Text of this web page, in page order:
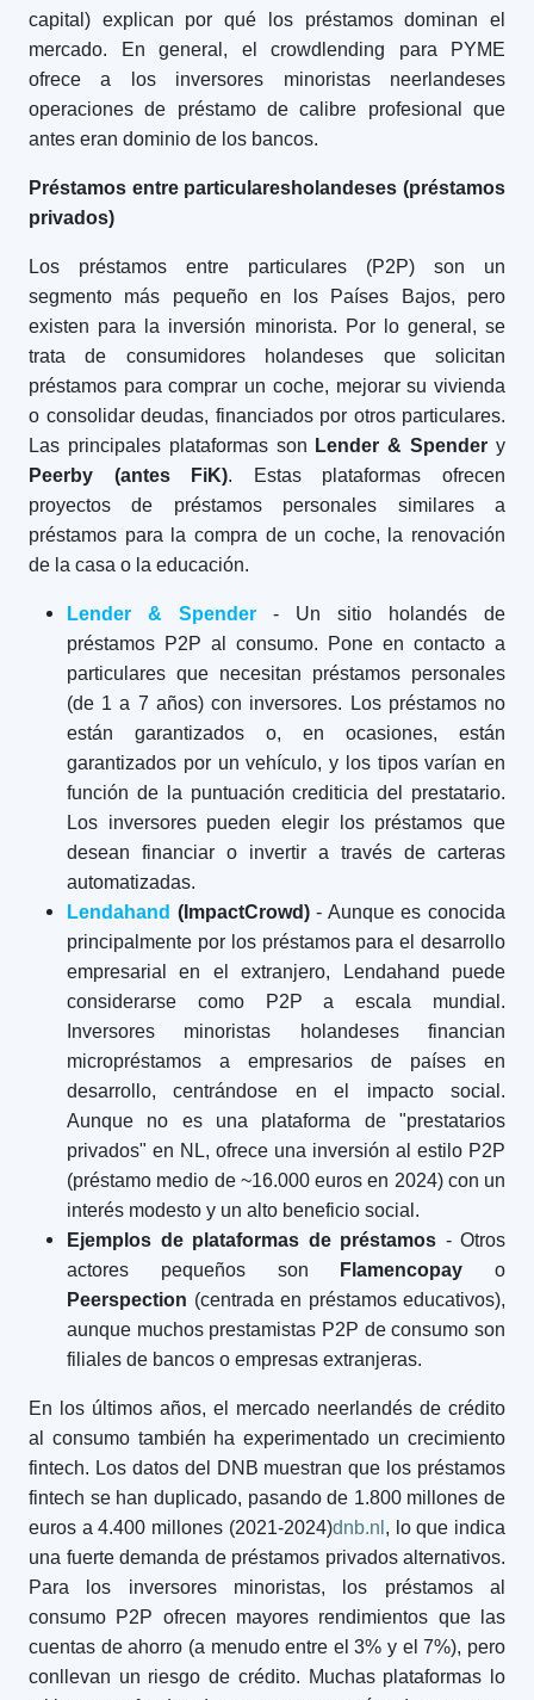
capital) explican por qué los préstamos dominan el
mercado. En general, el crowdlending para PYME
ofrece a los inversores minoristas neerlandeses
operaciones de préstamo de calibre profesional que
antes eran dominio de los bancos.
Préstamos entre particularesholandeses (préstamos
privados)
Los préstamos entre particulares (P2P) son un
segmento más pequeño en los Países Bajos, pero
existen para la inversión minorista. Por lo general, se
trata de consumidores holandeses que solicitan
préstamos para comprar un coche, mejorar su vivienda
o consolidar deudas, financiados por otros particulares.
Las principales plataformas son Lender & Spender y
Peerby (antes FiK). Estas plataformas ofrecen
proyectos de préstamos personales similares a
préstamos para la compra de un coche, la renovación
de la casa o la educación.
Lender & Spender - Un sitio holandés de
préstamos P2P al consumo. Pone en contacto a
particulares que necesitan préstamos personales
(de 1 a 7 años) con inversores. Los préstamos no
están garantizados o, en ocasiones, están
garantizados por un vehículo, y los tipos varían en
función de la puntuación crediticia del prestatario.
Los inversores pueden elegir los préstamos que
desean financiar o invertir a través de carteras
automatizadas.
Lendahand (ImpactCrowd)- Aunque es conocida
principalmente por los préstamos para el desarrollo
empresarial en el extranjero, Lendahand puede
considerarse como P2P a escala mundial.
Inversores minoristas holandeses financian
micropréstamos a empresarios de países en
desarrollo, centrándose en el impacto social.
Aunque no es una plataforma de "prestatarios
privados" en NL, ofrece una inversión al estilo P2P
(préstamo medio de ~16.000 euros en 2024) con un
interés modesto y un alto beneficio social.
Ejemplos de plataformas de préstamos - Otros
actores pequeños son
Flamencopay o
Peerspection (centrada en préstamos educativos),
aunque muchos prestamistas P2P de consumo son
filiales de bancos o empresas extranjeras.
En los últimos años, el mercado neerlandés de crédito
al consumo también ha experimentado un crecimiento
fintech. Los datos del DNB muestran que los préstamos
fintech se han duplicado, pasando de 1.800 millones de
euros a 4.400 millones (2021-2024)dnb.nl , lo que indica
una fuerte demanda de préstamos privados alternativos.
Para los inversores minoristas, los préstamos al
consumo P2P ofrecen mayores rendimientos que las
cuentas de ahorro (a menudo entre el 3% y el 7%), pero
conllevan un riesgo de crédito. Muchas plataformas lo